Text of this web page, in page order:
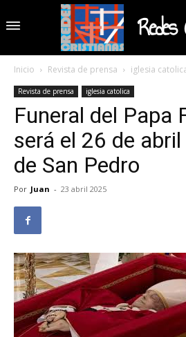
Inicio Revista de prensa iglesia
Revista de prensa iglesia catolica
Funeral del Papa
será el 26 de
de San Pedro
Por Juan - 23 abril 2025